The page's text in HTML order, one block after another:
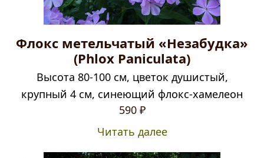
Флокс метельчатый «Незабудка»
(Phlox Paniculata)
Высота 80-100 см, цветок душистый,
крупный 4 см, синеющий флокс-хамелеон
590 ₽
Читать далее